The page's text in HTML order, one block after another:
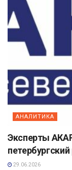
АНАЛИТИКА
Эксперты
29.06.2026